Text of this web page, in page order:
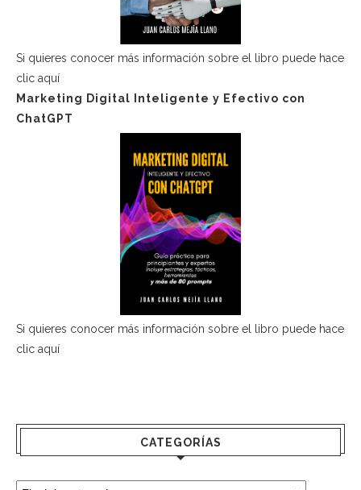
Si quieres conocer más información sobre el libro puede hace
clic aquí
Marketing Digital Inteligente y Efectivo con
ChatGPT
Si quieres conocer más información sobre el libro puede hace
clic aquí
CATEGORÍAS